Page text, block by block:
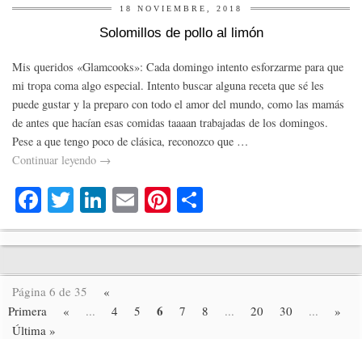
18 NOVIEMBRE, 2018
Solomillos de pollo al limón
Mis queridos «Glamcooks»: Cada domingo intento esforzarme para que
mi tropa coma algo especial. Intento buscar alguna receta que sé les
puede gustar y la preparo con todo el amor del mundo, como las mamás
de antes que hacían esas comidas taaaan trabajadas de los domingos.
Pese a que tengo poco de clásica, reconozco que …
Continuar leyendo →
Fa
ce
bo
ok
T
wi
tte
r
Li
nk
ed
In
E
m
ail
Pi
nt
er
es
o
m
pa
rti
Página 6 de 35
«
Primera
« ... 4 5 6 7 8 ... 20 30 ...
»
Última »